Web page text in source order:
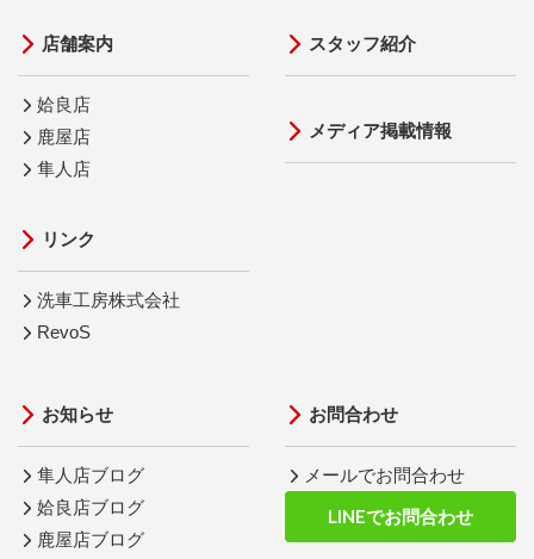
店舗案内
姶良店
鹿屋店
隼人店
リンク
洗車工房株式会社
RevoS
スタッフ紹介
メディア掲載情報
お知らせ
隼人店ブログ
姶良店ブログ
鹿屋店ブログ
お問合わせ
メールでお問合わせ
LINEでお問合わせ